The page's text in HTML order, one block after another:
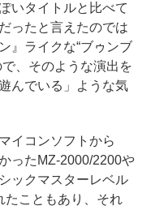
いタイトルと比べて
ったと言えたのでは
』ライクな“ブゥンブ
、そのような演出を
んでいる」ような気
イコンソフトから
ったMZ-2000/2200や
ックマスターレベル
たこともあり、それ